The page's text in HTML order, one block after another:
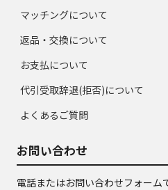
マッチングについて
返品・交換について
お支払について
代引受取辞退(拒否)について
よくあるご質問
お問い合わせ
電話またはお問い合わせフォーム